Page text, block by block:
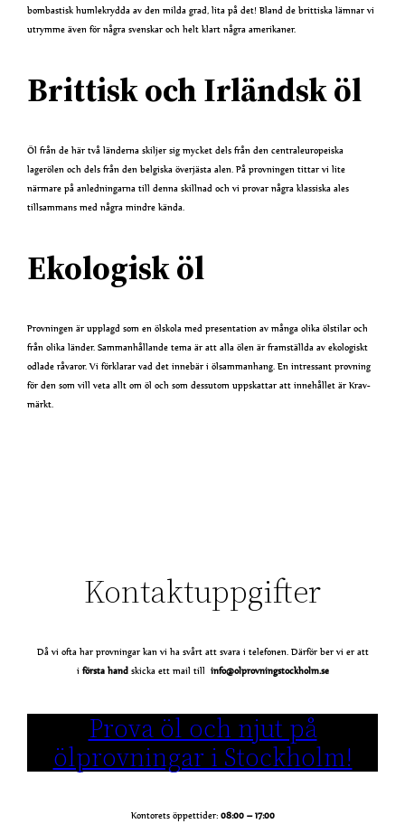
bombastisk humlekrydda av den milda grad, lita på det! Bland de brittiska lämnar vi
utrymme även för några svenskar och helt klart några amerikaner.
Brittisk och Irländsk öl
Öl från de här två länderna skiljer sig mycket dels från den centraleuropeiska
lagerölen och dels från den belgiska överjästa alen. På provningen tittar vi lite
närmare på anledningarna till denna skillnad och vi provar några klassiska ales
tillsammans med några mindre kända.
Ekologisk öl
Provningen är upplagd som en ölskola med presentation av många olika ölstilar och
från olika länder. Sammanhållande tema är att alla ölen är framställda av ekologiskt
odlade råvaror. Vi förklarar vad det innebär i ölsammanhang. En intressant provning
för den som vill veta allt om öl och som dessutom uppskattar att innehållet är Krav-
märkt.
Kontaktuppgifter
Då vi ofta har provningar kan vi ha svårt att svara i telefonen. Därför ber vi er att
i första handskicka ett mail till info@olprovningstockholm.se
Prova öl och njut på
ölprovningar i Stockholm!
Kontorets öppettider:08:00 – 17:00